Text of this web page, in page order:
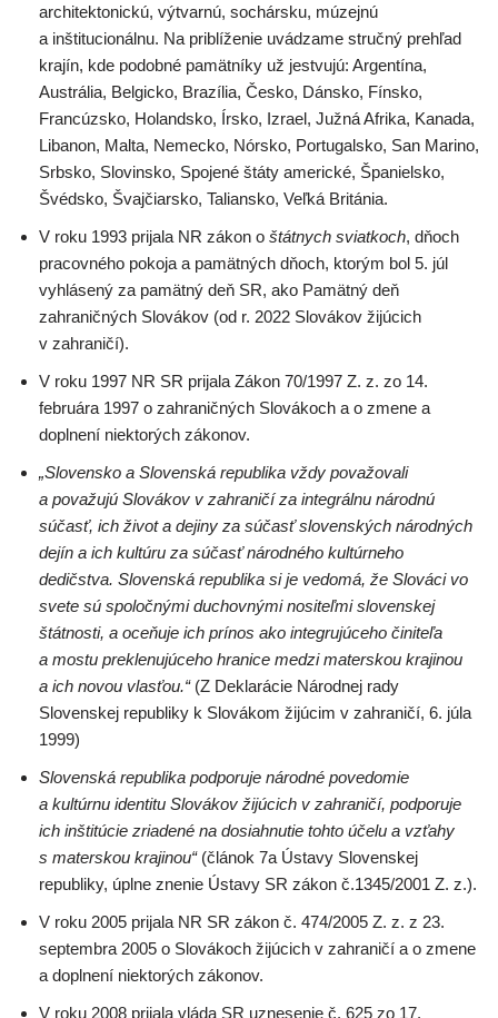
architektonickú, výtvarnú, sochársku, múzejnú
a inštitucionálnu. Na priblíženie uvádzame stručný prehľad
krajín, kde podobné pamätníky už jestvujú: Argentína,
Austrália, Belgicko, Brazília, Česko, Dánsko, Fínsko,
Francúzsko, Holandsko, Írsko, Izrael, Južná Afrika, Kanada,
Libanon, Malta, Nemecko, Nórsko, Portugalsko, San Marino,
Srbsko, Slovinsko, Spojené štáty americké, Španielsko,
Švédsko, Švajčiarsko, Taliansko, Veľká Británia.
V roku 1993 prijala NR zákon o štátnych sviatkoch, dňoch
pracovného pokoja a pamätných dňoch, ktorým bol 5. júl
vyhlásený za pamätný deň SR, ako Pamätný deň
zahraničných Slovákov (od r. 2022 Slovákov žijúcich
v zahraničí).
V roku 1997 NR SR prijala Zákon 70/1997 Z. z. zo 14.
februára 1997 o zahraničných Slovákoch a o zmene a
doplnení niektorých zákonov.
„Slovensko a Slovenská republika vždy považovali
a považujú Slovákov v zahraničí za integrálnu národnú
súčasť, ich život a dejiny za súčasť slovenských národných
dejín a ich kultúru za súčasť národného kultúrneho
dedičstva. Slovenská republika si je vedomá, že Slováci vo
svete sú spoločnými duchovnými nositeľmi slovenskej
štátnosti, a oceňuje ich prínos ako integrujúceho činiteľa
a mostu preklenujúceho hranice medzi materskou krajinou
a ich novou vlasťou.“ (Z Deklarácie Národnej rady
Slovenskej republiky k Slovákom žijúcim v zahraničí, 6. júla
1999)
Slovenská republika podporuje národné povedomie
a kultúrnu identitu Slovákov žijúcich v zahraničí, podporuje
ich inštitúcie zriadené na dosiahnutie tohto účelu a vzťahy
s materskou krajinou“ (článok 7a Ústavy Slovenskej
republiky, úplne znenie Ústavy SR zákon č.1345/2001 Z. z.).
V roku 2005 prijala NR SR zákon č. 474/2005 Z. z. z 23.
septembra 2005 o Slovákoch žijúcich v zahraničí a o zmene
a doplnení niektorých zákonov.
V roku 2008 prijala vláda SR uznesenie č. 625 zo 17.